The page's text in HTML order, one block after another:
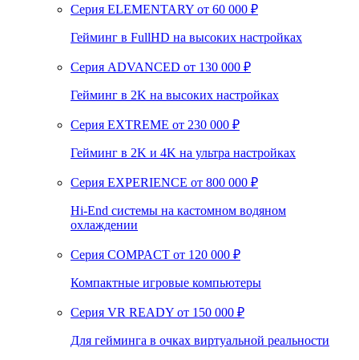
Серия ELEMENTARY от 60 000 ₽
Гейминг в FullHD на высоких настройках
Серия ADVANCED от 130 000 ₽
Гейминг в 2K на высоких настройках
Серия EXTREME от 230 000 ₽
Гейминг в 2K и 4K на ультра настройках
Серия EXPERIENCE от 800 000 ₽
Hi-End системы на кастомном водяном
охлаждении
Серия COMPACT от 120 000 ₽
Компактные игровые компьютеры
Серия VR READY от 150 000 ₽
Для гейминга в очках виртуальной реальности